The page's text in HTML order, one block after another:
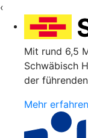
‹
Mit rund 6,5
Schwäbisch
der
Mehr erfahren